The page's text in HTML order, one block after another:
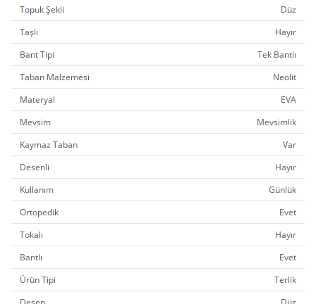
Topuk Şekli
Düz
Taşlı
Hayır
Bant Tipi
Tek Bantlı
Taban Malzemesi
Neolit
Materyal
EVA
Mevsim
Mevsimlik
Kaymaz Taban
Var
Desenli
Hayır
Kullanım
Günlük
Ortopedik
Evet
Tokalı
Hayır
Bantlı
Evet
Ürün Tipi
Terlik